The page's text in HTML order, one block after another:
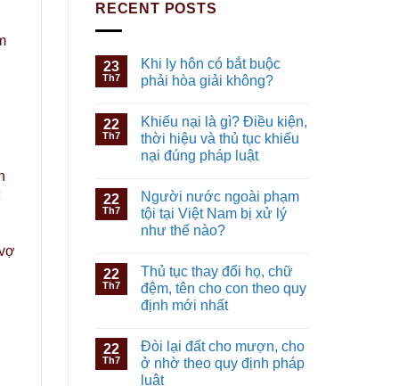
RECENT POSTS
23
Th7
Khi ly hôn có bắt buộc
phải hòa giải không?
22
Th7
Khiếu nại là gì? Điều kiện,
thời hiệu và thủ tục khiếu
nại đúng pháp luật
22
Th7
Người nước ngoài phạm
tội tại Việt Nam bị xử lý
như thế nào?
22
Th7
Thủ tục thay đổi họ, chữ
đệm, tên cho con theo quy
định mới nhất
22
Th7
Đòi lại đất cho mượn, cho
ở nhờ theo quy định pháp
luật